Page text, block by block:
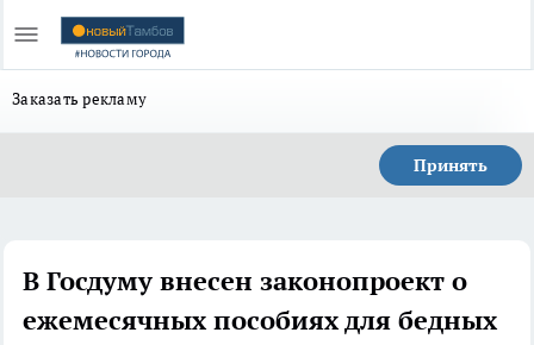
Заказать рекламу
Принять
В Госдуму внесен законопроект о
ежемесячных пособиях для бедных